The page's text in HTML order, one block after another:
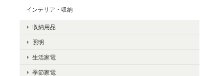
インテリア・収納
収納用品
照明
生活家電
季節家電